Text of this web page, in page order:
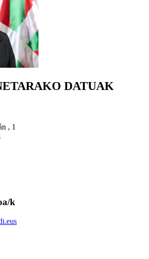
DATUAK
, 1
k